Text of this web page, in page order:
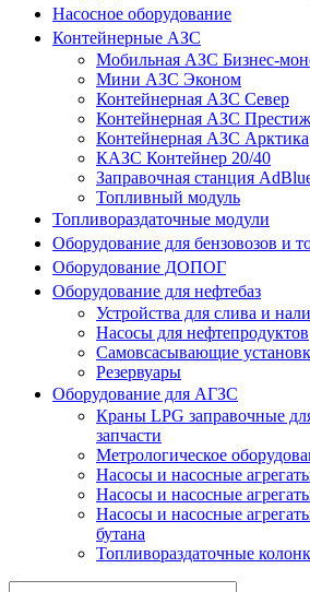
Насосное оборудование
Контейнерные АЗС
Мобильная АЗС Бизнес-
Мини АЗС Эконом
Контейнерная АЗС Север
Контейнерная АЗС Престиж
Контейнерная АЗС Арктика
КАЗС Контейнер 20/40
Заправочная станция
Топливный модуль
Топливораздаточные модули
Оборудование для бензовозов и
Оборудование ДОПОГ
Оборудование для нефтебаз
Устройства для слива и
Насосы для нефтепродуктов
Самовсасывающие
Резервуары
Оборудование для АГЗС
Краны LPG заправочные
запчасти
Метрологическое
Насосы и насосные
Насосы и насосные
Насосы и насосные
бутана
Топливораздаточные